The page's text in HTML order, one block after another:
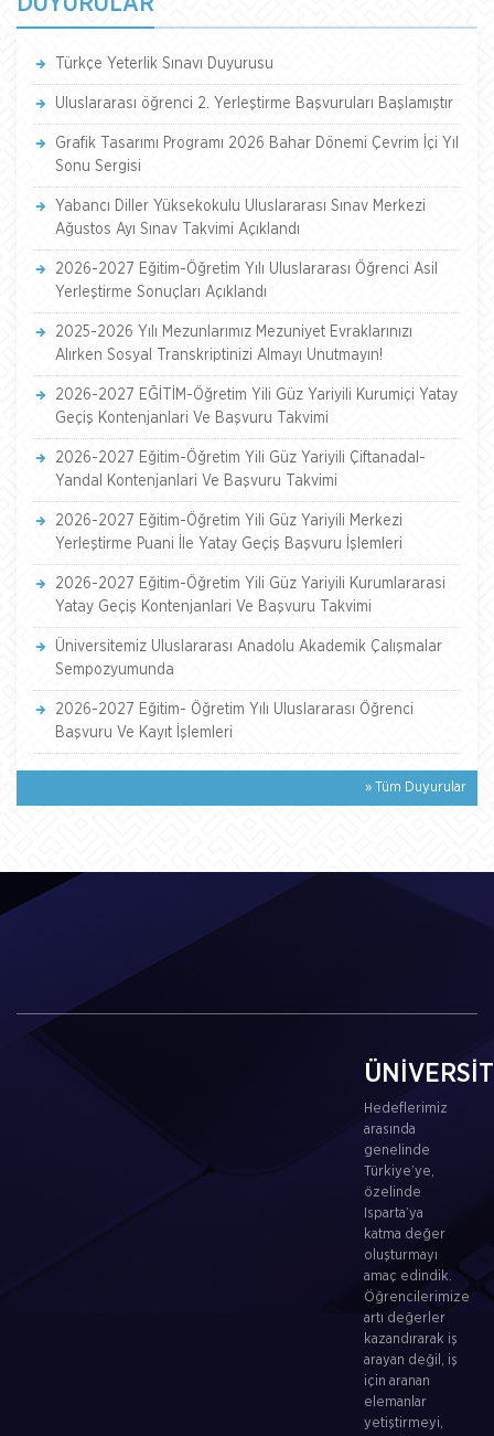
Türkçe Yeterlik Sınavı Duyurusu
Uluslararası öğrenci 2. Yerleştirme Başvuruları Başlamıştır
Grafik Tasarımı Programı 2026 Bahar Dönemi Çevrim İçi Yıl
Sonu Sergisi
Yabancı Diller Yüksekokulu Uluslararası Sınav Merkezi
Ağustos Ayı Sınav Takvimi Açıklandı
2026-2027 Eğitim-Öğretim Yılı Uluslararası Öğrenci Asil
Yerleştirme Sonuçları Açıklandı
2025-2026 Yılı Mezunlarımız Mezuniyet Evraklarınızı
Alırken Sosyal Transkriptinizi Almayı Unutmayın!
2026-2027 EĞİTİM-Öğretim Yili Güz Yariyili Kurumiçi Yatay
Geçiş Kontenjanlari Ve Başvuru Takvimi
2026-2027 Eğitim-Öğretim Yili Güz Yariyili Çiftanadal-
Yandal Kontenjanlari Ve Başvuru Takvimi
2026-2027 Eğitim-Öğretim Yili Güz Yariyili Merkezi
Yerleştirme Puani İle Yatay Geçiş Başvuru İşlemleri
2026-2027 Eğitim-Öğretim Yili Güz Yariyili Kurumlararasi
Yatay Geçiş Kontenjanlari Ve Başvuru Takvimi
Üniversitemiz Uluslararası Anadolu Akademik Çalışmalar
Sempozyumunda
2026-2027 Eğitim- Öğretim Yılı Uluslararası Öğrenci
Başvuru Ve Kayıt İşlemleri
» Tüm Duyurular
Hedeflerimiz
arasında
genelinde
Türkiye’ye,
özelinde
Isparta’ya
katma değer
oluşturmayı
amaç edindik.
Öğrencilerimize
artı değerler
kazandırarak iş
arayan değil, iş
için aranan
elemanlar
yetiştirmeyi,